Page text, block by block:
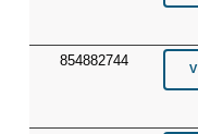
854882744